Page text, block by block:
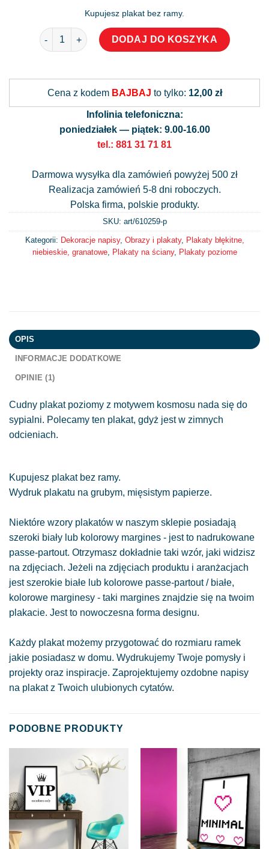
Kupujesz plakat bez ramy.
ilość Plakat poziomy z kosmosem
DODAJ DO KOSZYKA
Cena z kodem BAJBAJ to tylko: 12,00 zł
Infolinia telefoniczna:
poniedziałek — piątek: 9.00-16.00
tel.: 881 31 71 81
Darmowa wysyłka dla zamówień powyżej 500 zł
Realizacja zamówień 5-8 dni roboczych.
Polska firma, polskie produkty.
SKU: art/610259-p
Kategorii: Dekoracje napisy, Obrazy i plakaty, Plakaty błękitne,
niebieskie, granatowe, Plakaty na ściany, Plakaty poziome
OPIS
INFORMACJE DODATKOWE
OPINIE (1)
Cudny plakat poziomy z motywem kosmosu nada się do
sypialni. Polecamy ten plakat, gdyż jest w zimnych
odcieniach.
Kupujesz plakat bez ramy.
Wydruk plakatu na grubym, mięsistym papierze.
Niektóre wzory plakatów w naszym sklepie posiadają
szeroki biały lub kolorowy margines - jest to nadrukowane
passe-partout. Otrzymasz dokładnie taki wzór, jaki widzisz
na zdjęciach. Jeżeli na zdjęciach produktu i aranżacjach
jest szerokie białe lub kolorowe passe-partout / białe,
kolorowe marginesy - taki margines znajdzie się na twoim
plakacie. Jest to nowoczesna forma designu.
Każdy plakat możemy przygotować do rozmiaru ramek
jakie posiadasz w domu. Wydrukujemy Twoje pomysły i
projekty oraz inspiracje. Zaprojektujemy ozdobne napisy
na plakat z Twoich ulubionych cytatów.
PODOBNE PRODUKTY